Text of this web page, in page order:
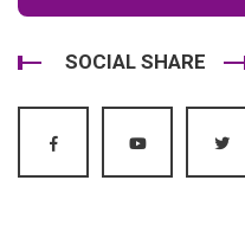
SOCIAL SHARE